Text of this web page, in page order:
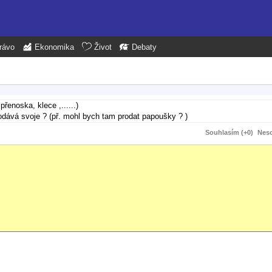
Ekonomika Život Debaty
klece ,......)
svoje ? (př. mohl bych tam prodat papoušky ? )
Souhlasím (+0)